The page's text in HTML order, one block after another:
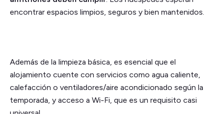
encontrar espacios limpios, seguros y bien mantenidos.
Además de la limpieza básica, es esencial que el
alojamiento cuente con servicios como agua caliente,
calefacción o ventiladores/aire acondicionado según la
temporada, y acceso a Wi-Fi, que es un requisito casi